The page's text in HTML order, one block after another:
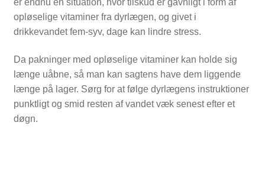
opløselige vitaminer fra dyrlægen, og givet i
drikkevandet fem-syv, dage kan lindre stress.
Da pakninger med opløselige vitaminer kan holde sig
længe uåbne, så man kan sagtens have dem liggende
længe på lager. Sørg for at følge dyrlægens instruktioner
punktligt og smid resten af vandet væk senest efter et
døgn.